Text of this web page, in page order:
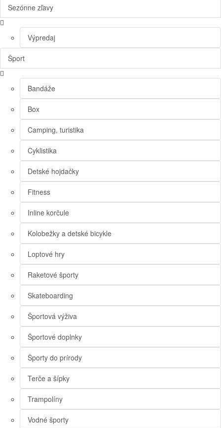
Sezónne zľavy
Výpredaj
Šport
Bandáže
Box
Camping, turistika
Cyklistika
Detské hojdačky
Fitness
Inline korčule
Kolobežky a detské bicykle
Loptové hry
Raketové športy
Skateboarding
Športová výživa
Športové doplnky
Športy do prírody
Terče a šípky
Trampolíny
Vodné športy